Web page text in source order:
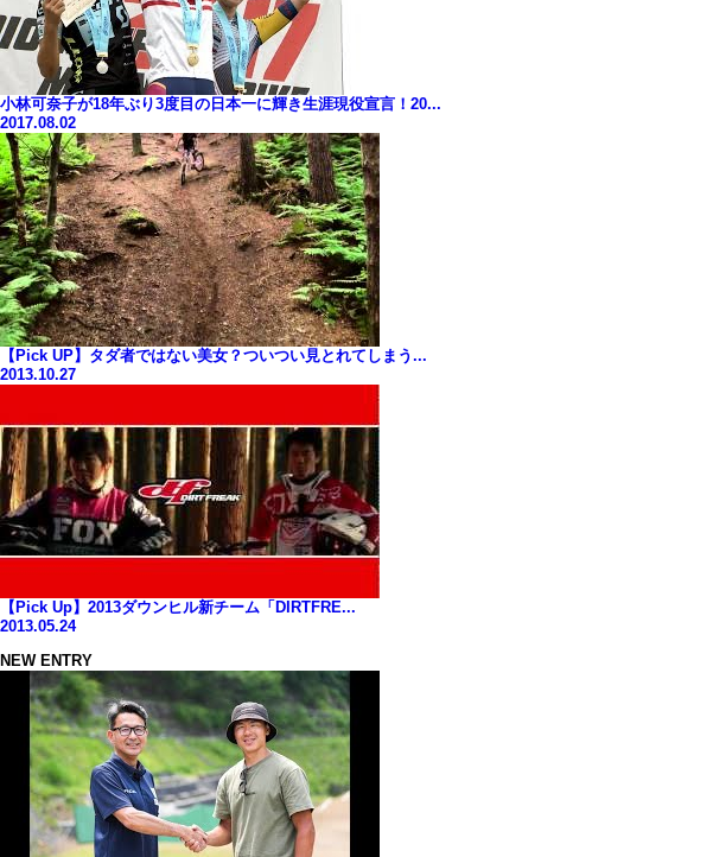
小林可奈子が18年ぶり3度目の日本一に輝き生涯現役宣言！20...
2017.08.02
【Pick UP】タダ者ではない美女？ついつい見とれてしまう...
2013.10.27
【Pick Up】2013ダウンヒル新チーム「DIRTFRE...
2013.05.24
NEW ENTRY